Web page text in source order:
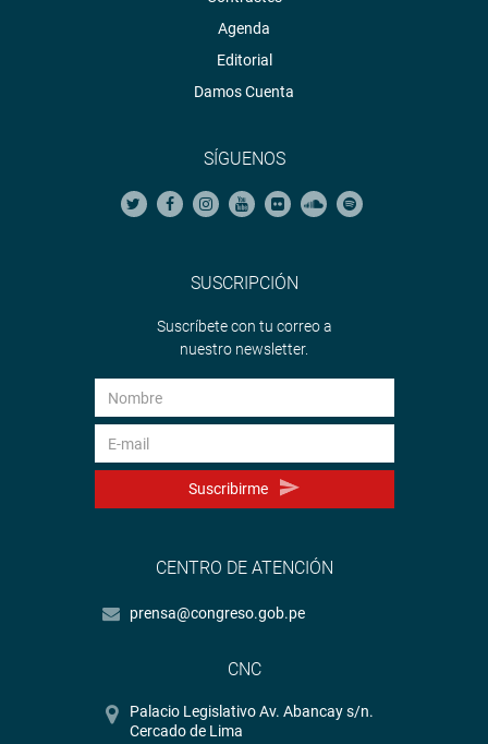
Agenda
Editorial
Damos Cuenta
SÍGUENOS
SUSCRIPCIÓN
Suscríbete con tu correo a
nuestro newsletter.
Suscribirme
CENTRO DE ATENCIÓN
prensa@congreso.gob.pe
CNC
Palacio Legislativo Av. Abancay s/n.
Cercado de Lima